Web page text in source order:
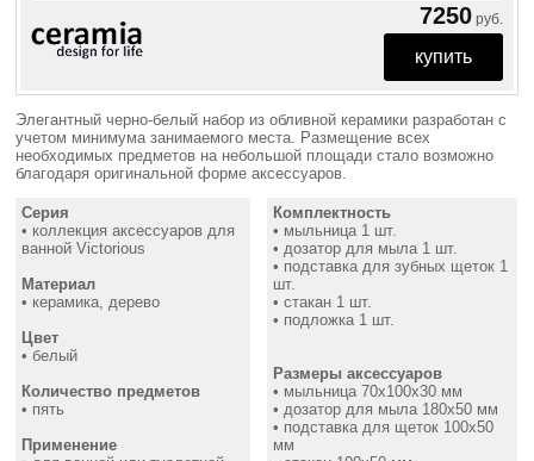
7250 руб.
Элегантный черно-белый набор из обливной керамики разработан с
учетом минимума занимаемого места. Размещение всех
необходимых предметов на небольшой площади стало возможно
благодаря оригинальной форме аксессуаров.
Серия
• коллекция аксессуаров для
ванной Victorious
Материал
• керамика, дерево
Цвет
• белый
Количество предметов
• пять
Применение
Комплектность
• мыльница 1 шт.
• дозатор для мыла 1 шт.
• подставка для зубных щеток 1
шт.
• стакан 1 шт.
• подложка 1 шт.
Размеры аксессуаров
• мыльница 70х100х30 мм
• дозатор для мыла 180х50 мм
• подставка для щеток 100х50
мм